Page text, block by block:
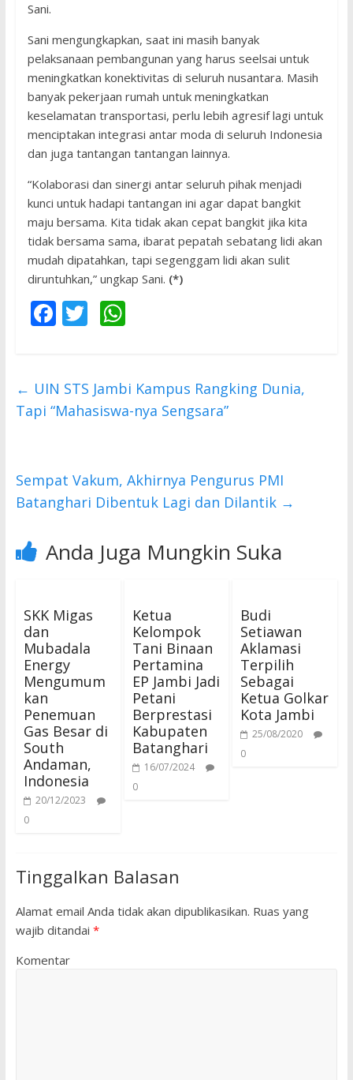
Sani.
Sani mengungkapkan, saat ini masih banyak
pelaksanaan pembangunan yang harus seelsai untuk
meningkatkan konektivitas di seluruh nusantara. Masih
banyak pekerjaan rumah untuk meningkatkan
keselamatan transportasi, perlu lebih agresif lagi untuk
menciptakan integrasi antar moda di seluruh Indonesia
dan juga tantangan tantangan lainnya.
“Kolaborasi dan sinergi antar seluruh pihak menjadi
kunci untuk hadapi tantangan ini agar dapat bangkit
maju bersama. Kita tidak akan cepat bangkit jika kita
tidak bersama sama, ibarat pepatah sebatang lidi akan
mudah dipatahkan, tapi segenggam lidi akan sulit
diruntuhkan,” ungkap Sani. (*)
F
b
o
T
er
W
s
A
← UIN STS Jambi Kampus Rangking Dunia,
Tapi “Mahasiswa-nya Sengsara”
Sempat Vakum, Akhirnya Pengurus PMI
Batanghari Dibentuk Lagi dan Dilantik →
Anda Juga Mungkin Suka
SKK Migas
dan
Mubadala
Energy
Mengumum
kan
Penemuan
Gas Besar di
South
Andaman,
Indonesia
20/12/2023
0
Ketua
Kelompok
Tani Binaan
Pertamina
EP Jambi Jadi
Petani
Berprestasi
Kabupaten
Batanghari
16/07/2024
0
Budi
Setiawan
Aklamasi
Terpilih
Sebagai
Ketua Golkar
Kota Jambi
25/08/2020
0
Tinggalkan Balasan
Alamat email Anda tidak akan dipublikasikan. Ruas yang
wajib ditandai *
Komentar